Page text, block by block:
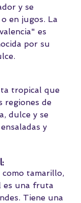
y se
en jugos. La
es
por su
tropical que
regiones de
dulce y se
y
como tamarillo,
es una fruta
Tiene una